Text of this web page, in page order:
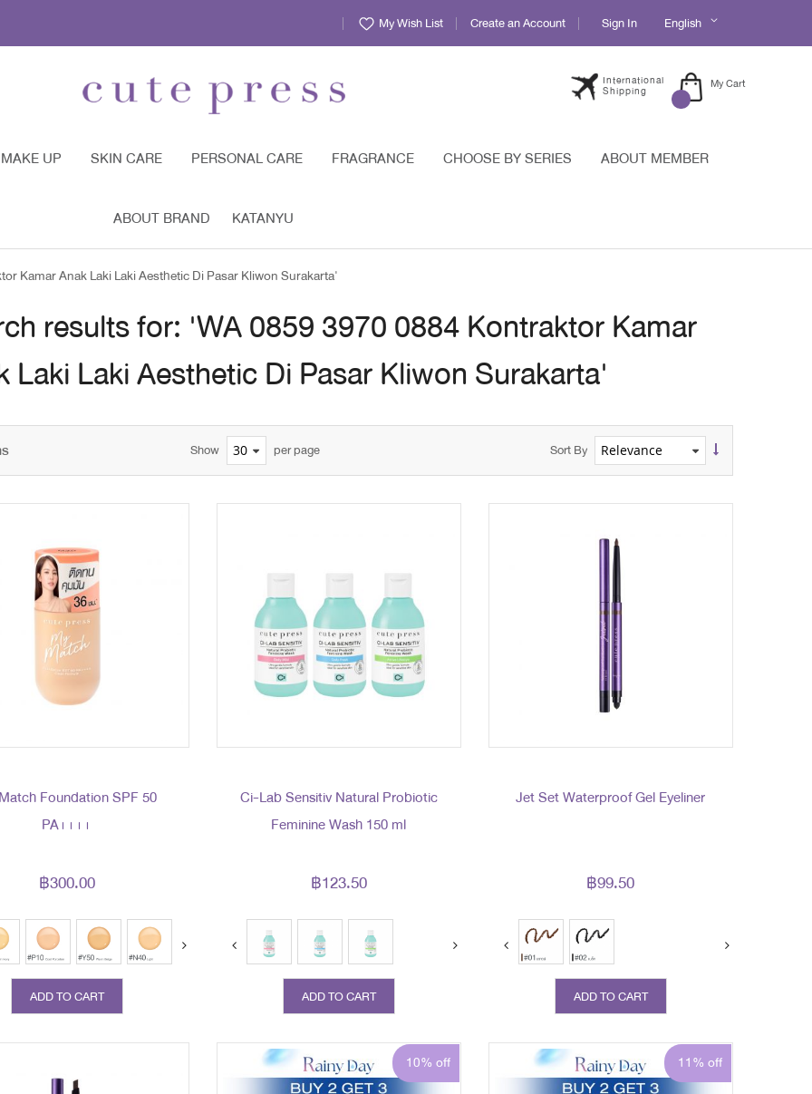
My Wish List Create an Account Sign In Language
English
International
Shipping My Cart
MAKE UP SKIN CARE PERSONAL CARE FRAGRANCE CHOOSE BY SERIES ABOUT MEMBER
ABOUT BRAND KATANYU
Kamar Anak Laki Laki Aesthetic Di Pasar Kliwon Surakarta'
results for: 'WA 0859 3970 0884 Kontraktor Kamar
Laki Laki Aesthetic Di Pasar Kliwon Surakarta'
Show per page Sort By
Foundation SPF 50
PA++++
฿300.00
ADD TO CART
Ci-Lab Sensitiv Natural Probiotic
Feminine Wash 150 ml
฿123.50
ADD TO CART
Jet Set Waterproof Gel Eyeliner
฿99.50
prev next
ADD TO CART
10% off 11% off